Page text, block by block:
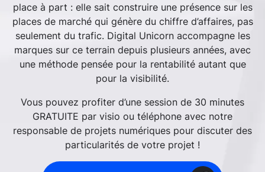
place à part : elle sait construire une présence sur les
places de marché qui génère du chiffre d’affaires, pas
seulement du trafic. Digital Unicorn accompagne les
marques sur ce terrain depuis plusieurs années, avec
une méthode pensée pour la rentabilité autant que
pour la visibilité.
Vous pouvez profiter d’une session de 30 minutes
GRATUITE par visio ou téléphone avec notre
responsable de projets numériques pour discuter des
particularités de votre projet !